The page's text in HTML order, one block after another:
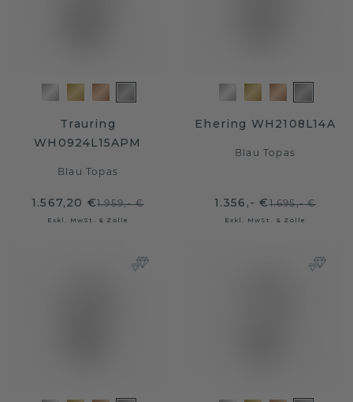
Trauring
WH0924L15APM
Blau Topas
1.567,20 €1.959,- €
Exkl. MwSt. & Zölle
Ehering WH2108L14A
Blau Topas
1.356,- €1.695,- €
Exkl. MwSt. & Zölle